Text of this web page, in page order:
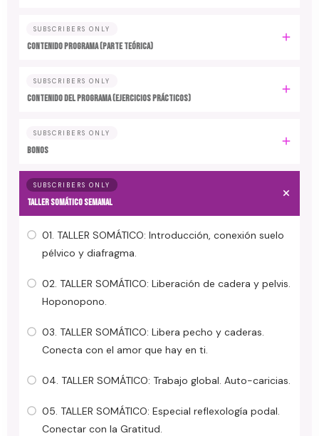
SUBSCRIBERS ONLY
CONTENIDO PROGRAMA (Parte Teórica)
SUBSCRIBERS ONLY
CONTENIDO DEL PROGRAMA (Ejercicios Prácticos)
SUBSCRIBERS ONLY
BONOS
SUBSCRIBERS ONLY
TALLER SOMÁTICO SEMANAL
01. TALLER SOMÁTICO: Introducción, conexión suelo
pélvico y diafragma.
02. TALLER SOMÁTICO: Liberación de cadera y pelvis.
Hoponopono.
03. TALLER SOMÁTICO: Libera pecho y caderas.
Conecta con el amor que hay en ti.
04. TALLER SOMÁTICO: Trabajo global. Auto-caricias.
05. TALLER SOMÁTICO: Especial reflexología podal.
Conectar con la Gratitud.